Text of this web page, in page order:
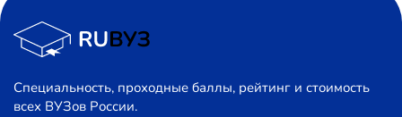
Специальность, проходные баллы, рейтинг и стоимость
всех ВУЗов России.